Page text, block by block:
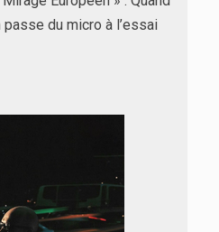
du micro à l’essai